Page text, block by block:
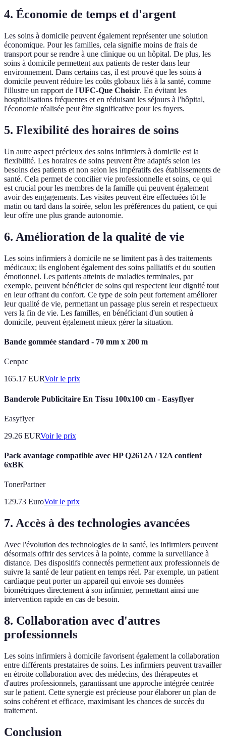
4. Économie de temps et d'argent
Les soins à domicile peuvent également représenter une solution
économique. Pour les familles, cela signifie moins de frais de
transport pour se rendre à une clinique ou un hôpital. De plus, les
soins à domicile permettent aux patients de rester dans leur
environnement. Dans certains cas, il est prouvé que les soins à
domicile peuvent réduire les coûts globaux liés à la santé, comme
l'illustre un rapport de l'UFC-Que Choisir. En évitant les
hospitalisations fréquentes et en réduisant les séjours à l'hôpital,
l'économie réalisée peut être significative pour les foyers.
5. Flexibilité des horaires de soins
Un autre aspect précieux des soins infirmiers à domicile est la
flexibilité. Les horaires de soins peuvent être adaptés selon les
besoins des patients et non selon les impératifs des établissements de
santé. Cela permet de concilier vie professionnelle et soins, ce qui
est crucial pour les membres de la famille qui peuvent également
avoir des engagements. Les visites peuvent être effectuées tôt le
matin ou tard dans la soirée, selon les préférences du patient, ce qui
leur offre une plus grande autonomie.
6. Amélioration de la qualité de vie
Les soins infirmiers à domicile ne se limitent pas à des traitements
médicaux; ils englobent également des soins palliatifs et du soutien
émotionnel. Les patients atteints de maladies terminales, par
exemple, peuvent bénéficier de soins qui respectent leur dignité tout
en leur offrant du confort. Ce type de soin peut fortement améliorer
leur qualité de vie, permettant un passage plus serein et respectueux
vers la fin de vie. Les familles, en bénéficiant d'un soutien à
domicile, peuvent également mieux gérer la situation.
Bande gommée standard - 70 mm x 200 m
Cenpac
165.17 EURVoir le prix
Banderole Publicitaire En Tissu 100x100 cm - Easyflyer
Easyflyer
29.26 EURVoir le prix
Pack avantage compatible avec HP Q2612A / 12A contient
6xBK
TonerPartner
129.73 EuroVoir le prix
7. Accès à des technologies avancées
Avec l'évolution des technologies de la santé, les infirmiers peuvent
désormais offrir des services à la pointe, comme la surveillance à
distance. Des dispositifs connectés permettent aux professionnels de
suivre la santé de leur patient en temps réel. Par exemple, un patient
cardiaque peut porter un appareil qui envoie ses données
biométriques directement à son infirmier, permettant ainsi une
intervention rapide en cas de besoin.
8. Collaboration avec d'autres
professionnels
Les soins infirmiers à domicile favorisent également la collaboration
entre différents prestataires de soins. Les infirmiers peuvent travailler
en étroite collaboration avec des médecins, des thérapeutes et
d'autres professionnels, garantissant une approche intégrée centrée
sur le patient. Cette synergie est précieuse pour élaborer un plan de
soins cohérent et efficace, maximisant les chances de succès du
traitement.
Conclusion